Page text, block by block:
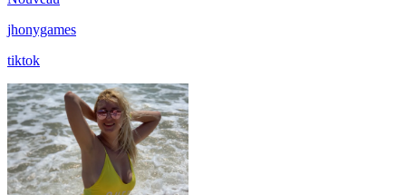
jhonygames
tiktok